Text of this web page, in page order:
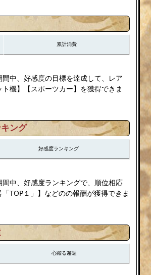
累計消費
中、好感度の目標を達成して、レア
機】【スポーツカー】を獲得できま
ング
好感度ランキング
間中、好感度ランキングで、順位相応
TOP１」】などのの報酬が獲得できま
心躍る邂逅